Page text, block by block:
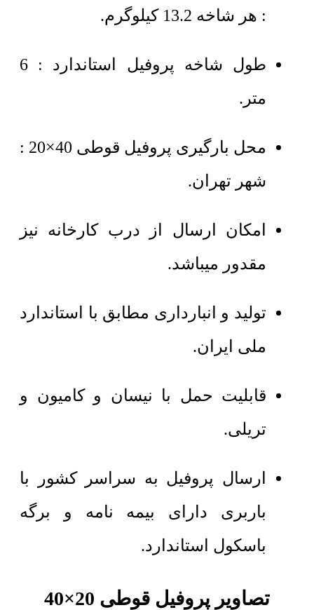
: هر شاخه 13.2 کیلوگرم.
طول شاخه پروفیل استاندارد : 6
متر.
محل بارگیری پروفیل قوطی 40×20 :
شهر تهران.
امکان ارسال از درب کارخانه نیز
مقدور میباشد.
تولید و انبارداری مطابق با استاندارد
ملی ایران.
قابلیت حمل با نیسان و کامیون و
تریلی.
ارسال پروفیل به سراسر کشور با
باربری دارای بیمه نامه و برگه
باسکول استاندارد.
تصاویر پروفیل قوطی 20×40